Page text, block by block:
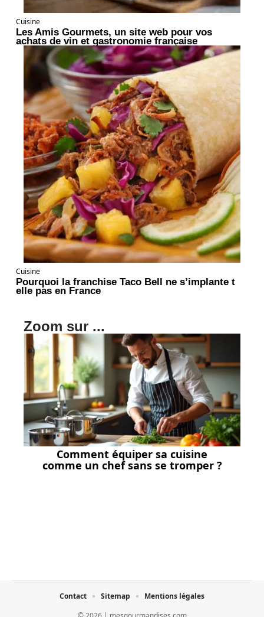
Cuisine
Les Amis Gourmets, un site web pour vos
achats de vin et gastronomie française
Cuisine
Pourquoi la franchise Taco Bell ne s’implante t
elle pas en France
Zoom sur ...
Comment équiper sa cuisine
comme un chef sans se tromper ?
Contact Sitemap Mentions légales